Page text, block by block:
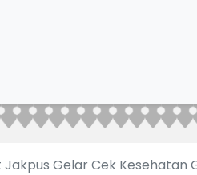
Gelar Cek Kesehatan